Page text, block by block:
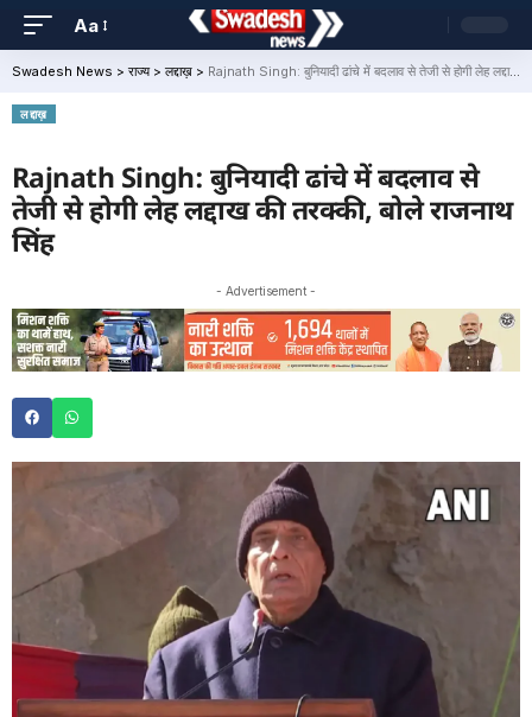
Aa
Swadesh News > राज्य> लद्दाख़ > Rajnath Singh: बुनियादी ढांचे में बदलाव से तेजी से होगी लेह लद्दाख की तरक्की, बोले राजनाथ सिंह
लद्दाख़
Rajnath Singh: बुनियादी ढांचे में बदलाव से
तेजी से होगी लेह लद्दाख की तरक्की, बोले राजनाथ
सिंह
- Advertisement -